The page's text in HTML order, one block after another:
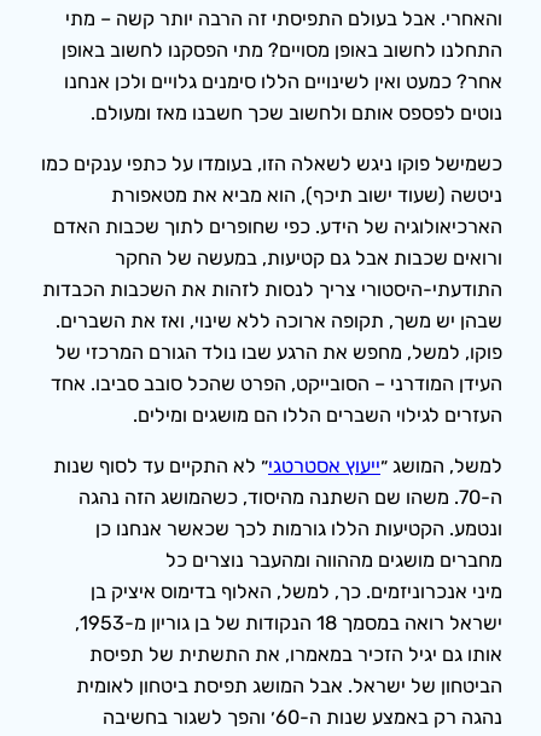
והאחרי. אבל בעולם התפיסתי זה הרבה יותר קשה – מתי
התחלנו לחשוב באופן מסויים? מתי הפסקנו לחשוב באופן
אחר? כמעט ואין לשינויים הללו סימנים גלויים ולכן אנחנו
נוטים לפספס אותם ולחשוב שכך חשבנו מאז ומעולם.
כשמישל פוקו ניגש לשאלה הזו, בעומדו על כתפי ענקים כמו
ניטשה (שעוד ישוב תיכף), הוא מביא את מטאפורת
הארכיאולוגיה של הידע. כפי שחופרים לתוך שכבות האדם
ורואים שכבות אבל גם קטיעות, במעשה של החקר
התודעתי-היסטורי צריך לנסות לזהות את השכבות הכבדות
שבהן יש משך, תקופה ארוכה ללא שינוי, ואז את השברים.
פוקו, למשל, מחפש את הרגע שבו נולד הגורם המרכזי של
העידן המודרני – הסובייקט, הפרט שהכל סובב סביבו. אחד
העזרים לגילוי השברים הללו הם מושגים ומילים.
למשל, המושג ״ייעוץ אסטרטגי״ לא התקיים עד לסוף שנות
ה-70. משהו שם השתנה מהיסוד, כשהמושג הזה נהגה
ונטמע. הקטיעות הללו גורמות לכך שכאשר אנחנו כן
מחברים מושגים מההווה ומהעבר נוצרים כל
מיני אנכרוניזמים. כך, למשל, האלוף בדימוס איציק בן
ישראל רואה במסמך 18 הנקודות של בן גוריון מ-1953,
אותו גם יגיל הזכיר במאמרו, את התשתית של תפיסת
הביטחון של ישראל. אבל המושג תפיסת ביטחון לאומית
נהגה רק באמצע שנות ה-60׳ והפך לשגור בחשיבה